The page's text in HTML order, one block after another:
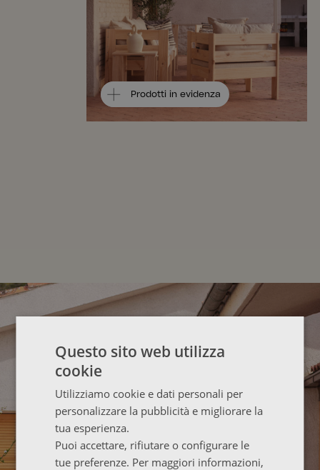
Prodotti in evidenza
Questo sito web utilizza
cookie
Utilizziamo cookie e dati personali per
personalizzare la pubblicità e migliorare la
tua esperienza.
Puoi accettare, rifiutare o configurare le
tue preferenze. Per maggiori informazioni,